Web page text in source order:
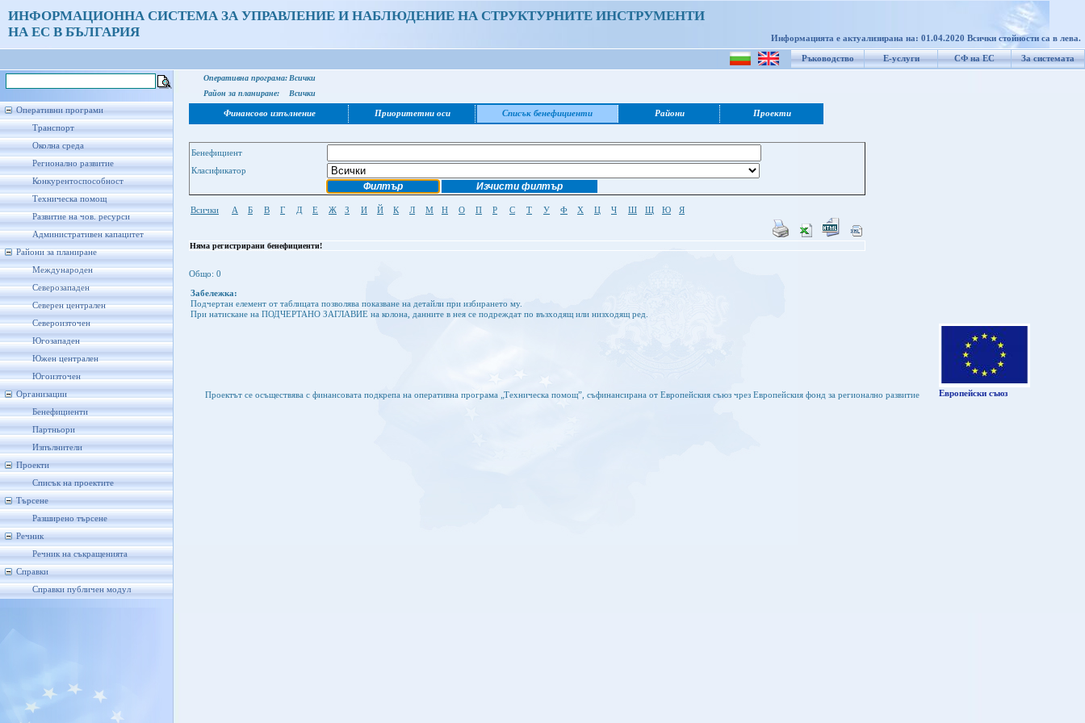
ИНФОРМАЦИОННА СИСТЕМА ЗА УПРАВЛЕНИЕ И НАБЛЮДЕНИЕ НА СТРУКТУРНИТЕ ИНСТРУМЕНТИ
НА ЕС В БЪЛГАРИЯ
Информацията е актуализирана на: 01.04.2020 Всички стойности са в лева.
Ръководство Е-услуги СФ на ЕС За системата
Оперативни програми
Транспорт
Околна среда
Регионално развитие
Конкурентоспособност
Техническа помощ
Развитие на чов. ресурси
Административен капацитет
Райони за планиране
Международен
Северозападен
Северен централен
Североизточен
Югозападен
Южен централен
Югоизточен
Организации
Бенефициенти
Партньори
Изпълнители
Проекти
Списък на проектите
Търсене
Разширено търсене
Речник
Речник на съкращенията
Справки
Справки публичен модул
Оперативна програма: Всички
Район за планиране:
Всички
Финансово изпълнение Приоритетни оси Списък бенефициенти Райони Проекти
Бенефициент
Класификатор
Всички A Б В Г Д Е Ж З И Й К Л М Н О П Р С Т У Ф Х Ц Ч Ш Щ Ю Я
Няма регистрирани бенефициенти!
Общо: 0
Забележка:
Подчертан елемент от таблицата позволява показване на детайли при избирането му.
При натискане на ПОДЧЕРТАНО ЗАГЛАВИЕ на колона, данните в нея се подреждат по възходящ или низходящ ред.
Проектът се осъществява с финансовата подкрепа на оперативна програма „Техническа помощ”, съфинансирана от Европейския съюз чрез Европейския фонд за регионално развитие Европейски съюз